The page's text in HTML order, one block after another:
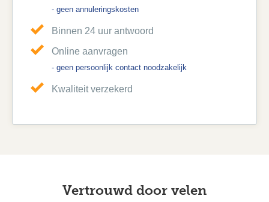
- geen annuleringskosten
Binnen 24 uur antwoord
Online aanvragen
- geen persoonlijk contact noodzakelijk
Kwaliteit verzekerd
Vertrouwd door velen